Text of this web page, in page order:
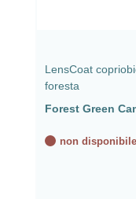
LensCoat
foresta
Forest Green
non